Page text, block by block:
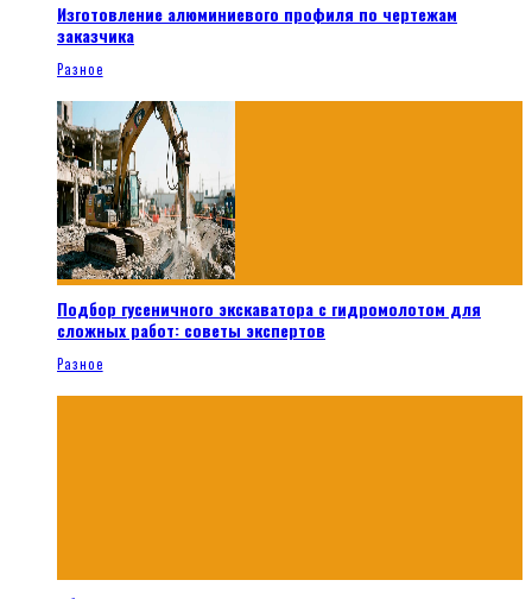
Изготовление алюминиевого профиля по чертежам
заказчика
Разное
Подбор гусеничного экскаватора с гидромолотом для
сложных работ: советы экспертов
Разное